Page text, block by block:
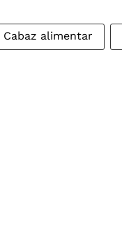
Cabaz alimentar